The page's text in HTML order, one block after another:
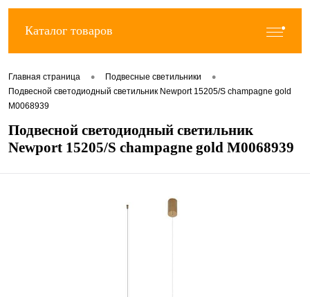
Каталог товаров
Главная страница • Подвесные светильники •
Подвесной светодиодный светильник Newport 15205/S champagne gold
М0068939
Подвесной светодиодный светильник
Newport 15205/S champagne gold М0068939